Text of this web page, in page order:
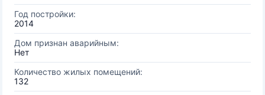
Год постройки:
2014
Дом признан аварийным:
Нет
Количество жилых помещений:
132